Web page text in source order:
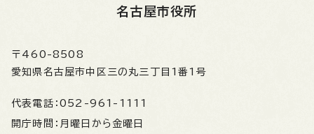
名古屋市役所
〒460-8508
愛知県名古屋市中区三の丸三丁目1番1号
代表電話： 052-961-1111
開庁時間： 月曜日から金曜日